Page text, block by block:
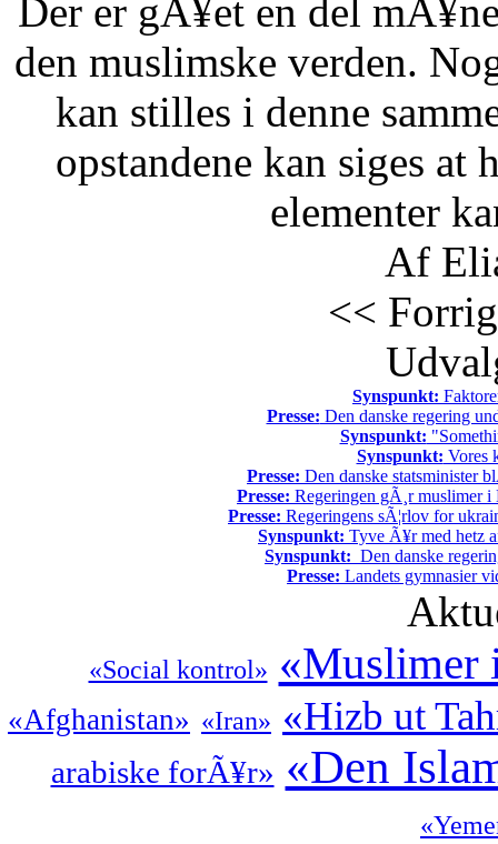
Der er gÃ¥et en del
den muslimske verden.
kan stilles i denne
opstandene kan siges at
elementer
Af
<<
Synspunkt:
Presse: Den danske regering
Synspunkt:
Synspunkt: Vores
Presse: Den danske statsminister
Presse: Regeringen gÃ¸r muslimer
Presse: Regeringens sÃ¦rlov for
Synspunkt: Tyve Ã¥r med hetz
Synspunkt: Den danske
Presse: Landets gymnasier
«Social kontrol» «Muslimer
«Afghanistan» «Iran» «Hizb ut
arabiske forÃ¥r» «Den